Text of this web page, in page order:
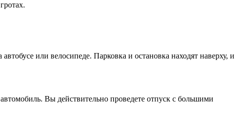
или велосипеде. Парковка и остановка находят наверху, и
Вы действительно проведете отпуск с большими